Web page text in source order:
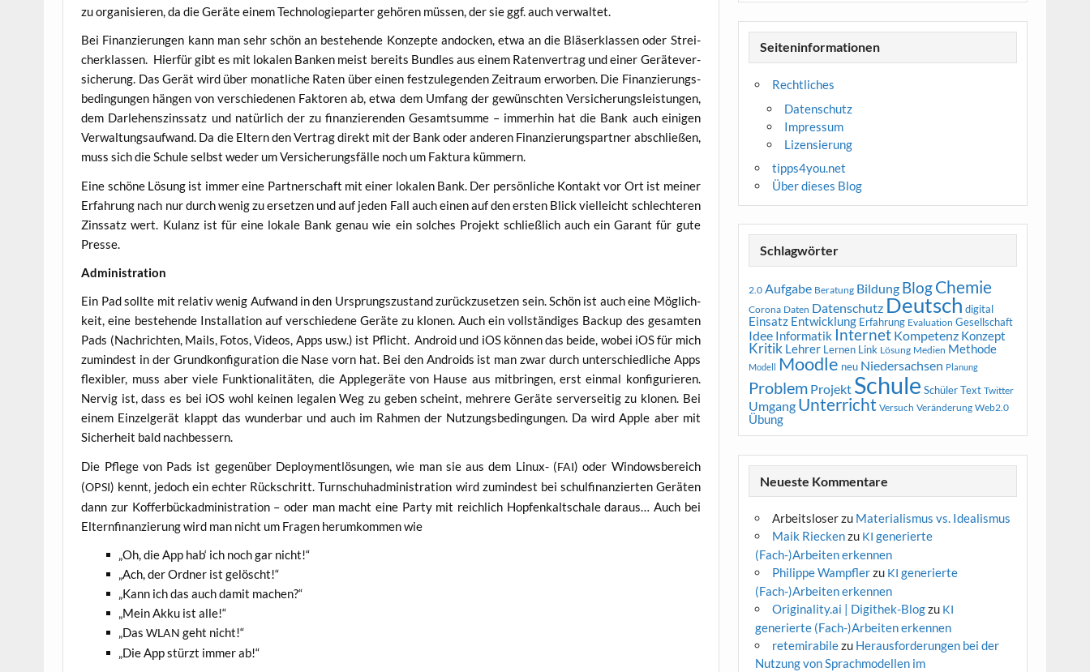
zu orga­ni­sie­ren, da die Gerä­te einem Tech­no­lo­gie­par­ter gehö­ren müs­sen, der sie ggf. auch verwaltet.
Bei Finan­zie­run­gen kann man sehr schön an bestehen­de Kon­zep­te ando­cken, etwa an die Blä­ser­klas­sen oder Strei­
cher­klas­sen. Hier­für gibt es mit loka­len Ban­ken meist bereits Bund­les aus einem Raten­ver­trag und einer Gerä­te­ver­
si­che­rung. Das Gerät wird über monat­li­che Raten über einen fest­zu­le­gen­den Zeit­raum erwor­ben. Die Finan­zie­rungs­
be­din­gun­gen hän­gen von ver­schie­de­nen Fak­to­ren ab, etwa dem Umfang der gewünsch­ten Ver­si­che­rungs­leis­tun­gen,
dem Dar­le­hens­zins­satz und natür­lich der zu finan­zie­ren­den Gesamt­sum­me – immer­hin hat die Bank auch eini­gen
Ver­wal­tungs­auf­wand. Da die Eltern den Ver­trag direkt mit der Bank oder ande­ren Finan­zie­rungs­part­ner abschlie­ßen,
muss sich die Schu­le selbst weder um Ver­si­che­rungs­fäl­le noch um Fak­tu­ra kümmern.
Eine schö­ne Lösung ist immer eine Part­ner­schaft mit einer loka­len Bank. Der per­sön­li­che Kon­takt vor Ort ist mei­ner
Erfah­rung nach nur durch wenig zu erset­zen und auf jeden Fall auch einen auf den ers­ten Blick viel­leicht schlech­te­ren
Zins­satz wert. Kulanz ist für eine loka­le Bank genau wie ein sol­ches Pro­jekt schließ­lich auch ein Garant für gute
Presse.
Admi­nis­tra­ti­on
Ein Pad soll­te mit rela­tiv wenig Auf­wand in den Ursprungs­zu­stand zurück­zu­set­zen sein. Schön ist auch eine Mög­lich­
keit, eine bestehen­de Instal­la­ti­on auf ver­schie­de­ne Gerä­te zu klo­nen. Auch ein voll­stän­di­ges Back­up des gesam­ten
Pads (Nach­rich­ten, Mails, Fotos, Vide­os, Apps usw.) ist Pflicht. Android und iOS kön­nen das bei­de, wobei iOS für mich
zumin­dest in der Grund­kon­fi­gu­ra­ti­on die Nase vorn hat. Bei den Andro­ids ist man zwar durch unter­schied­li­che Apps
fle­xi­bler, muss aber vie­le Funk­tio­na­li­tä­ten, die Apple­ge­rä­te von Hau­se aus mit­brin­gen, erst ein­mal kon­fi­gu­rie­ren.
Ner­vig ist, dass es bei iOS wohl kei­nen lega­len Weg zu geben scheint, meh­re­re Gerä­te ser­ver­sei­tig zu klo­nen. Bei
einem Ein­zel­ge­rät klappt das wun­der­bar und auch im Rah­men der Nut­zungs­be­din­gun­gen. Da wird Apple aber mit
Sicher­heit bald nachbessern.
Die Pfle­ge von Pads ist gegen­über Deploy­ment­lö­sun­gen, wie man sie aus dem Linux- (FAI) oder Win­dows­be­reich
(OPSI) kennt, jedoch ein ech­ter Rück­schritt. Turn­schuh­ad­mi­nis­tra­ti­on wird zumin­dest bei schul­fi­nan­zier­ten Gerä­ten
dann zur Kof­fer­bück­ad­mi­nis­tra­ti­on – oder man macht eine Par­ty mit reich­lich Hop­fen­kalt­scha­le dar­aus… Auch bei
Eltern­fi­nan­zie­rung wird man nicht um Fra­gen her­um­kom­men wie
„Oh, die App hab‘ ich noch gar nicht!“
„Ach, der Ord­ner ist gelöscht!“
„Kann ich das auch damit machen?“
„Mein Akku ist alle!“
„Das WLAN geht nicht!“
„Die App stürzt immer ab!“
Seiteninformationen
Rechtliches
Datenschutz
Impressum
Lizensierung
tipps4you.net
Über dieses Blog
Schlagwörter
2.0 Aufgabe Beratung Bildung BlogChemie
Corona Daten Datenschutz Deutsch digital
Einsatz Entwicklung Erfahrung Evaluation Gesellschaft
Idee Informatik Internet Kompetenz Konzept
Kritik Lehrer Lernen Link Lösung Medien Methode
Modell Moodle neu Niedersachsen Planung
Problem Projekt Schule Schüler Text Twitter
Umgang Unterricht Versuch Veränderung Web2.0
Übung
Neueste Kommentare
Arbeitsloserzu Materialismus vs. Idealismus
Maik Rieckenzu KI generierte
(Fach-)Arbeiten erkennen
Philippe Wampflerzu KI generierte
(Fach-)Arbeiten erkennen
Originality.ai | Digithek-Blogzu KI
generierte (Fach-)Arbeiten erkennen
retemirabilezu Herausforderungen bei der
Nutzung von Sprachmodellen im